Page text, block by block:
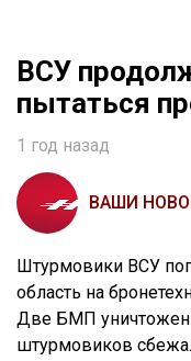
ВСУ
пытаться
1 год назад
ВАШИ
Штурмовики ВСУ
область на
Две БМП
штурмовиков